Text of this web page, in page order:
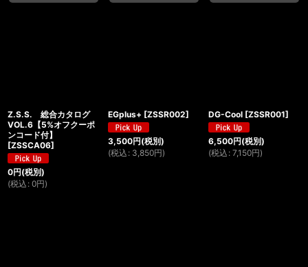
Z.S.S. 総合カタログ
VOL.6【5%オフクーポ
ンコード付】
[ZSSCA06]
0円(税別)
(税込 : 0円)
EGplus+ [ZSSR002]
3,500円(税別)
(税込 : 3,850円)
DG-Cool [ZSSR001]
6,500円(税別)
(税込 : 7,150円)